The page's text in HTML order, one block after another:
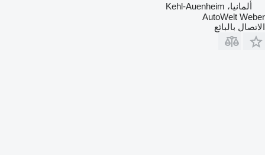
ألمانيا، Kehl-Auenheim
AutoWelt Weber
الاتصال بالبائع